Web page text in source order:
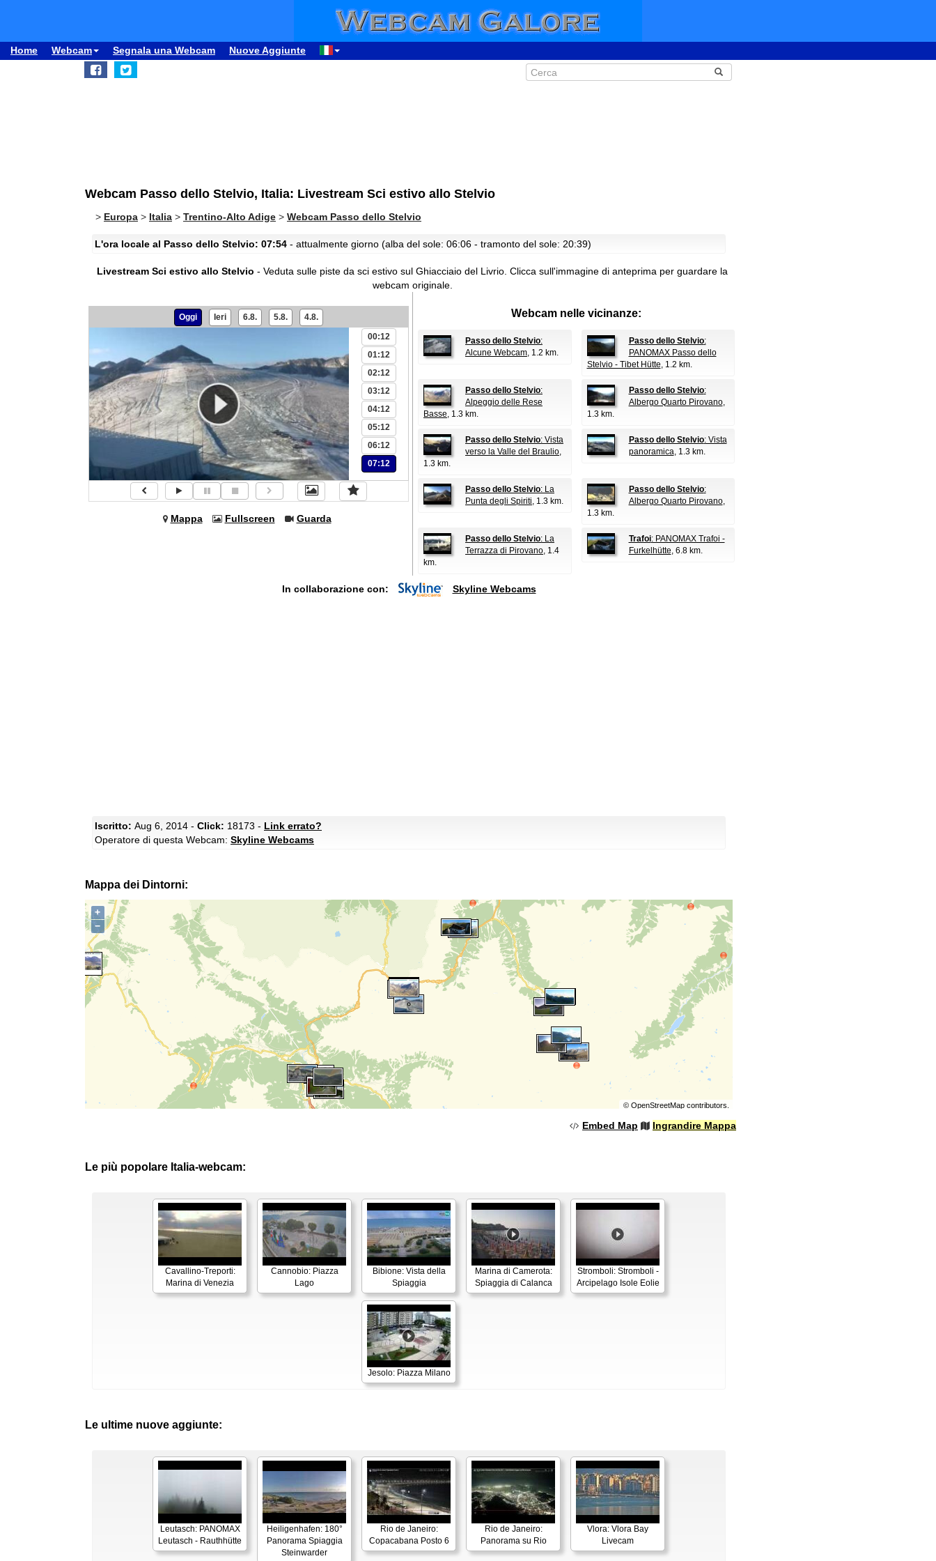
Home Webcam Segnala una Webcam Nuove Aggiunte
Webcam Passo dello Stelvio, Italia: Livestream Sci estivo allo Stelvio
> Europa > Italia > Trentino-Alto Adige > Webcam Passo dello Stelvio
L'ora locale al Passo dello Stelvio: 07:54 - attualmente giorno (alba del sole: 06:06 - tramonto del sole: 20:39)
Livestream Sci estivo allo Stelvio - Veduta sulle piste da sci estivo sul Ghiacciaio del Livrio. Clicca sull'immagine di anteprima per guardare la
webcam originale.
Oggi Ieri 6.8. 5.8. 4.8.
00:12
01:12
02:12
03:12
04:12
05:12
06:12
07:12
Mappa Fullscreen Guarda
Webcam nelle vicinanze:
Passo dello Stelvio:
Alcune Webcam, 1.2 km.
Passo dello Stelvio:
PANOMAX Passo dello
Stelvio - Tibet Hütte, 1.2 km.
Passo dello Stelvio:
Alpeggio delle Rese
Basse, 1.3 km.
Passo dello Stelvio:
Albergo Quarto Pirovano,
1.3 km.
Passo dello Stelvio: Vista
verso la Valle del Braulio,
1.3 km.
Passo dello Stelvio: Vista
panoramica, 1.3 km.
Passo dello Stelvio: La
Punta degli Spiriti, 1.3 km.
Passo dello Stelvio:
Albergo Quarto Pirovano,
1.3 km.
Passo dello Stelvio: La
Terrazza di Pirovano, 1.4
km.
Trafoi: PANOMAX Trafoi -
Furkelhütte, 6.8 km.
In collaborazione con: Skyline Webcams
Iscritto: Aug 6, 2014 - Click: 18173 - Link errato?
Operatore di questa Webcam: Skyline Webcams
Mappa dei Dintorni:
+
−
© OpenStreetMapcontributors.
Embed Map Ingrandire Mappa
Le più popolare Italia-webcam:
Cavallino-Treporti:
Marina di Venezia
Cannobio: Piazza
Lago
Bibione: Vista della
Spiaggia
Marina di Camerota:
Spiaggia di Calanca
Stromboli: Stromboli -
Arcipelago Isole Eolie
Jesolo: Piazza Milano
Le ultime nuove aggiunte:
Leutasch: PANOMAX
Leutasch - Rauthhütte
Heiligenhafen: 180°
Panorama Spiaggia
Steinwarder
Rio de Janeiro:
Copacabana Posto 6
Rio de Janeiro:
Panorama su Rio
Vlora: Vlora Bay
Livecam